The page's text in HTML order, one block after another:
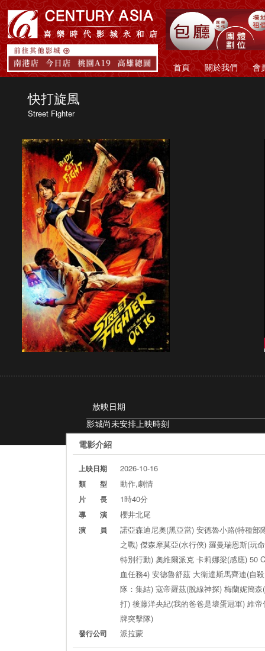
首頁 關於我們 會
快打旋風
Street Fighter
放映日期
影城尚未安排上映時刻
電影介紹
上映日期 2026-10-16
類 型 動作,劇情
片 長 1時40分
導 演 櫻井北尾
演 員
諾亞森迪尼奧(黑亞當) 安德魯小路(特種部
之戰) 傑森摩莫亞(水行俠) 羅曼瑞恩斯(玩
特別行動) 奧維爾派克 卡莉娜梁(感應) 50
血任務4) 安德魯舒茲 大衛達斯馬齊連(自
隊：集結) 寇帝羅茲(脫線神探) 梅蘭妮簡森
打) 後藤洋央紀(我的爸爸是壞蛋冠軍) 維帝
牌突擊隊)
發行公司 派拉蒙